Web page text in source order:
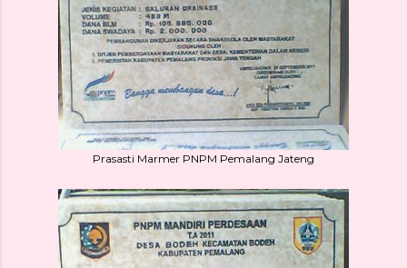
Prasasti Marmer PNPM Pemalang Jateng